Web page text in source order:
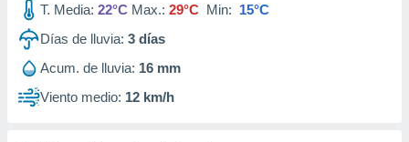
T. Media: 22°C Max.: 29°C Min: 15°C
Días de lluvia: 3 días
Acum. de lluvia: 16 mm
Viento medio: 12 km/h